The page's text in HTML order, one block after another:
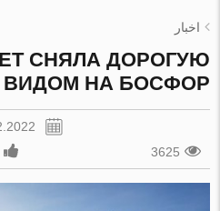
اخبار
СНЯЛА ДОРОГУЮ
ВИДОМ НА БОСФОР
3625